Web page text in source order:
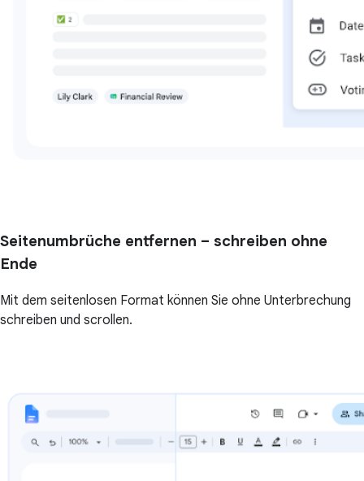
Seitenumbrüche entfernen – schreiben ohne
Ende
Mit dem seitenlosen Format können Sie ohne Unterbrechung
schreiben und scrollen.